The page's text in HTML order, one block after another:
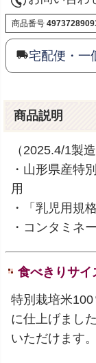
商品番号
宅配便・一
商品説明
（2025.4/1製
・山形県産
用
・「乳児用規
・コンタミネ
食べきりサイ
特別栽培米
に仕上げまし
いただけます。